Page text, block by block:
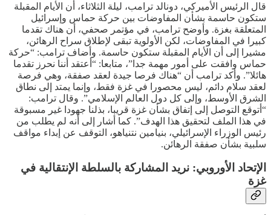
قال الرئيس الأميركي، دونالد ترامب، ليلة الثلاثاء، أن الأيام المقبلة
ستكون حاسمة بشأن المفاوضات بين حركة حماس وإسرائيل
المتعلقة بغزة. وأوضح ترامب، في مؤتمر صحفي، أن هناك تقدما
كبيرا في المفاوضات، لكن الأولوية تبقى لإطلاق سراح الرهائن،
مشيرا إلى أن الأيام المقبلة ستكون حاسمة. وأضاف ترامب: “حركة
حماس وافقت على أمور مهمة جدا”، متابعا: “أعتقد أننا نحرز تقدما
هائلا”. وأكد ترامب أن “هناك فرصا جيدة لعقد صفقة، وهي فرصة
لعقد سلام دائم، ليس محصورا في غزة فقط، وإنما يمتد إلى نطاق
الشرق الأوسط، وإلى كل دول العالم الإسلامي”. وقال ترامب:
“أتوقع التوصل إلى إتفاق بشأن غزة قريبا، بذلنا جهودا غير مسبوقة
في هذا الملف لتحقيق هذا الهدف”. كما أشار إلى أنه لم يطلب من
رئيس الوزراء الإسرائيلي، بنيامين نتنياهو، التوقف عن إبداء مواقف
سلبية بشأن صفقة الرهائن.
الإتحاد الأوروبي: نريد المشاركة بالسلطة الإنتقالية في
غزة